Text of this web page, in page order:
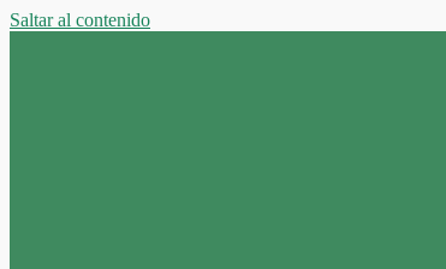
Saltar al contenido